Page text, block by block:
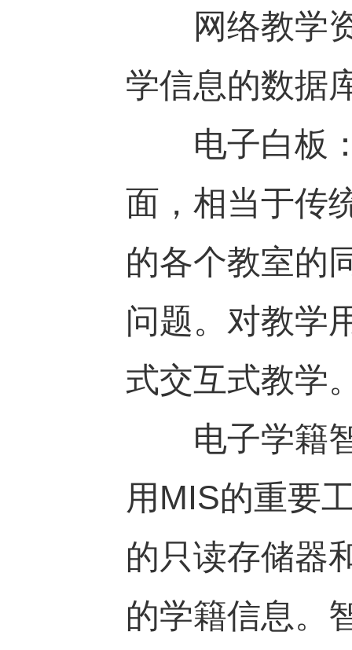
网络教学资
学信息的数据
电子白板：
面，相当于传
的各个教室的
问题。对教学
式交互式教学
电子学籍智
用MIS的重要
的只读存储器
的学籍信息。